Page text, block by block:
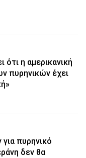
ότι η αμερικανική
πυρηνικών έχει
πυρηνικό
δεν θα